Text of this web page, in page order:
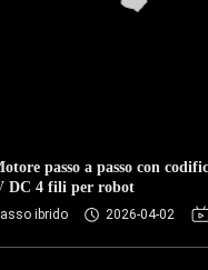
passo a passo con
DC 4 fili per robot
ibrido 2026-04-02